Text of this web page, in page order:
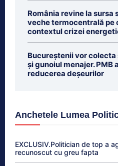
România revine la sursa
veche termocentrală pe
contextul crizei
Bucureștenii vor
și gunoiul menajer. PMB
reducerea deșeurilor
Anchetele Lumea
EXCLUSIV.Politician de top a
recunoscut cu greu fapta